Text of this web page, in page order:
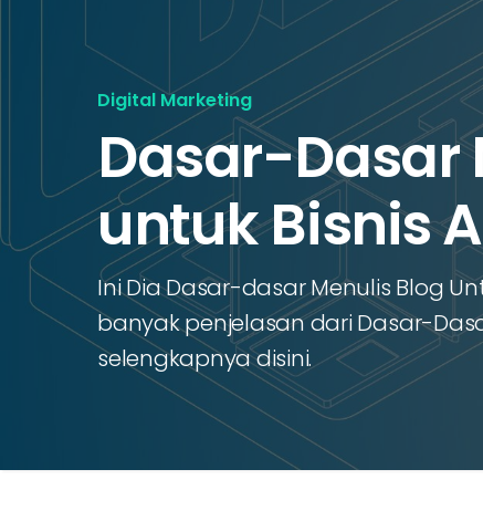
Digital Marketing
Dasar-Dasar
untuk Bisnis
Ini Dia Dasar-dasar Menulis Blog
banyak penjelasan dari Dasar-
selengkapnya disini.